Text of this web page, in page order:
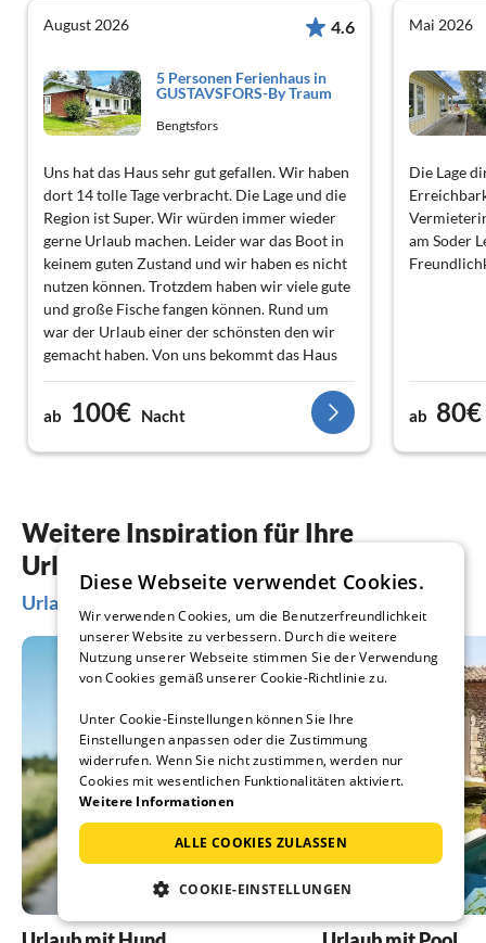
August 2026 4.6
5 Personen Ferienhaus in
GUSTAVSFORS-By Traum
Bengtsfors
Uns hat das Haus sehr gut gefallen. Wir haben
dort 14 tolle Tage verbracht. Die Lage und die
Region ist Super. Wir würden immer wieder
gerne Urlaub machen. Leider war das Boot in
keinem guten Zustand und wir haben es nicht
nutzen können. Trotzdem haben wir viele gute
und große Fische fangen können. Rund um
war der Urlaub einer der schönsten den wir
gemacht haben. Von uns bekommt das Haus
die Note 1 Plus. Empfehlungen: Einfach mal
losfahren. Irgendwo gibt es immer was zu
erleben und zu sehen. Das alles was wir
ab 100€ Nacht
Mai 2026
Die Lage
am Soder
ab 80€
Weitere Inspiration für Ihre
Urlaubsplanung
Urlaubsideen in Bengtsfors
Diese Webseite verwendet Cookies.
Wir verwenden Cookies, um die Benutzerfreundlichkeit
unserer Website zu verbessern. Durch die weitere
Nutzung unserer Webseite stimmen Sie der Verwendung
von Cookies gemäß unserer Cookie-Richtlinie zu.
Unter Cookie-Einstellungen können Sie Ihre
Einstellungen anpassen oder die Zustimmung
widerrufen. Wenn Sie nicht zustimmen, werden nur
Cookies mit wesentlichen Funktionalitäten aktiviert.
Weitere Informationen
ALLE COOKIES ZULASSEN
COOKIE-EINSTELLUNGEN